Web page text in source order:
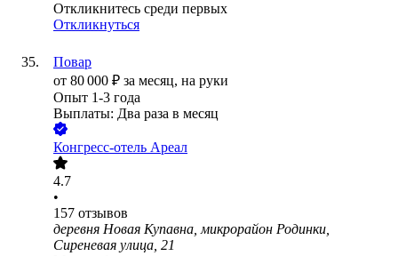
Откликнитесь среди первых
Откликнуться
Повар
от 80 000 ₽ за месяц, на руки
Опыт 1-3 года
Выплаты: Два раза в месяц
Конгресс-отель Ареал
4.7
•
157 отзывов
деревня Новая Купавна, микрорайон Родинки,
Сиреневая улица, 21